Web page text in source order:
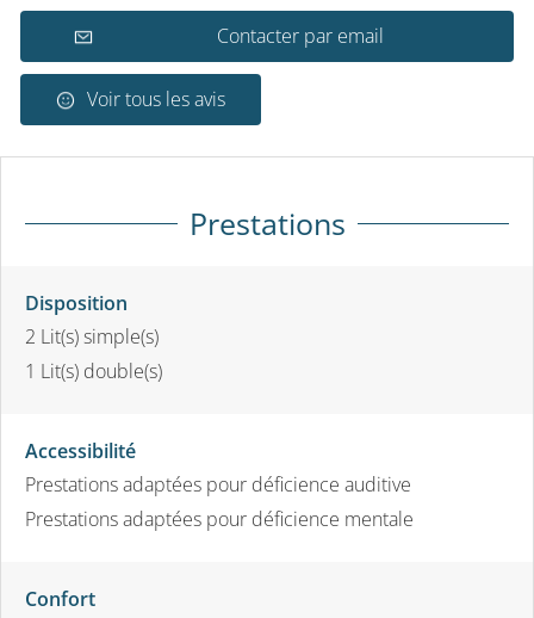
Contacter par email
Voir tous les avis
Prestations
Disposition
2 Lit(s) simple(s)
1 Lit(s) double(s)
Accessibilité
Prestations adaptées pour déficience auditive
Prestations adaptées pour déficience mentale
Confort